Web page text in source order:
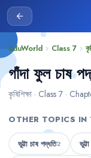
arrow_back
EduWorld chevron_right Class 7 chevron_right
গাঁদা ফুল চাষ
কৃষিশিক্ষা · Class 7 ·
OTHER TOPICS IN
ভুট্টা চাষ পদ্ধতি2